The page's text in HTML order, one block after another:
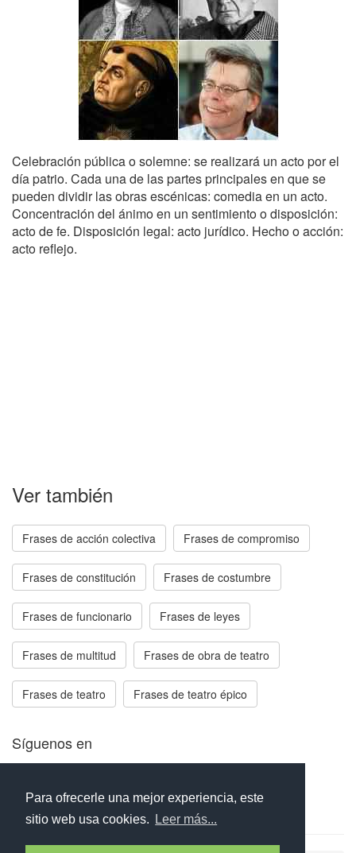
Para ofrecerle una mejor experiencia, este
sitio web usa cookies.
Leer más...
Celebración pública o solemne: se realizará un acto por el
día patrio. Cada una de las partes principales en que se
pueden dividir las obras escénicas: comedia en un acto.
Concentración del ánimo en un sentimiento o disposición:
acto de fe. Disposición legal: acto jurídico. Hecho o acción:
acto reflejo.
Ver también
Frases de acción colectiva Frases de compromiso
Frases de constitución Frases de costumbre
Frases de funcionario Frases de leyes
Frases de multitud Frases de obra de teatro
Frases de teatro Frases de teatro épico
Síguenos en